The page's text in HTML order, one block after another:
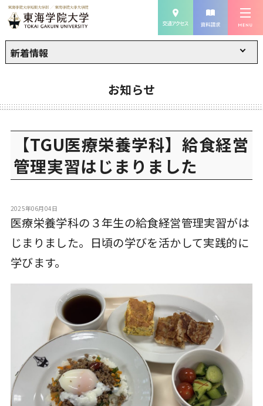
新着情報
お知らせ
【TGU医療栄養学科】給食経営
管理実習はじまりました
2025年06月04日
医療栄養学科の３年生の給食経営管理実習がは
じまりました。日頃の学びを活かして実践的に
学びます。